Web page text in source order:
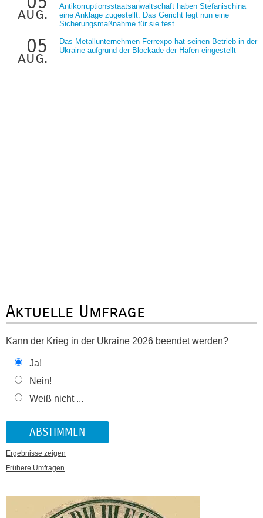
aug.
Antikorruptionsstaatsanwaltschaft haben Stefanischina
eine Anklage zugestellt: Das Gericht legt nun eine
Sicherungsmaßnahme für sie fest
05
aug.
Das Metallunternehmen Ferrexpo hat seinen Betrieb in der
Ukraine aufgrund der Blockade der Häfen eingestellt
Aktuelle Umfrage
Kann der Krieg in der Ukraine 2026 beendet werden?
Ja!
Nein!
Weiß nicht ...
Ergebnisse zeigen
Frühere Umfragen